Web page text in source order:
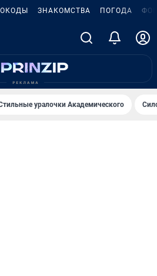
ЗНАКОМСТВА ПОГОДА
уралочки Академического